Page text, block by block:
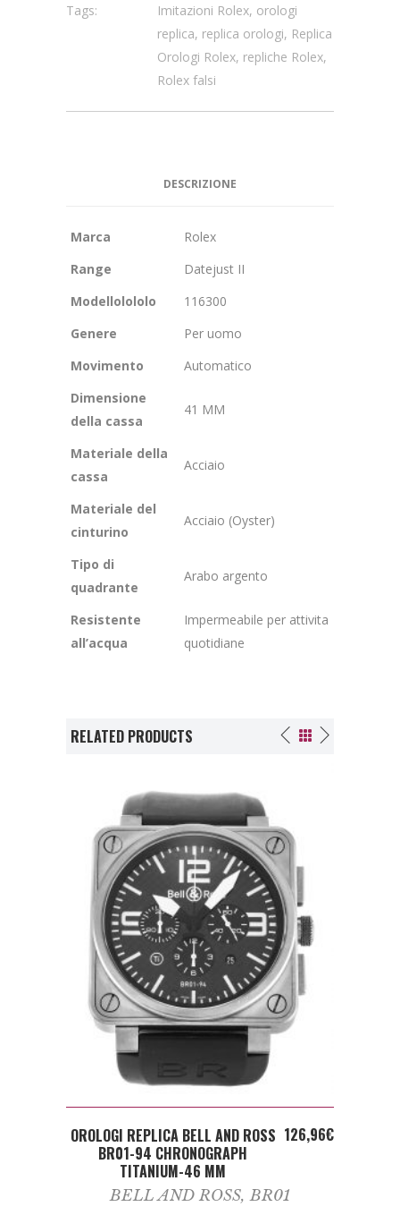
Tags:
Imitazioni Rolex, orologi
replica, replica orologi, Replica
Orologi Rolex, repliche Rolex,
Rolex falsi
DESCRIZIONE
Marca
Rolex
Range
Datejust II
Modellolololo
116300
Genere
Per uomo
Movimento
Automatico
Dimensione
della cassa
41 MM
Materiale della
cassa
Acciaio
Materiale del
cinturino
Acciaio (Oyster)
Tipo di
quadrante
Arabo argento
Resistente
all’acqua
Impermeabile per attivita
quotidiane
RELATED PRODUCTS
ADD TO CART
OROLOGI REPLICA BELL AND ROSS
BR01-94 CHRONOGRAPH
TITANIUM-46 MM
126,96€
BELL AND ROSS,BR01